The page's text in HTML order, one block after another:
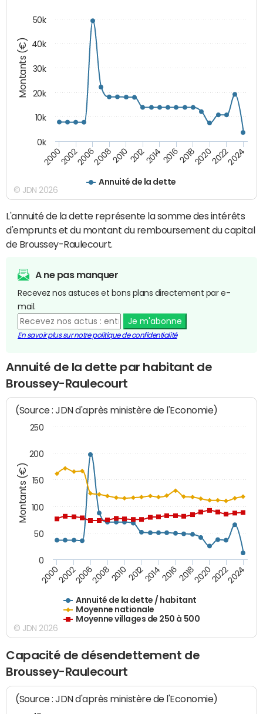
Montants (€)
Annuité de la dette
20002002200620082010 2012201420162018202020222024
0k
10k
20k
30k
40k
50k
© JDN 2026
L'annuité de la dette représente la somme des intérêts
d'emprunts et du montant du remboursement du capital
de Broussey-Raulecourt.
A ne pas manquer
Recevez nos astuces et bons plans directement par e-
mail.
Je m'abonne
En savoir plus sur notre politique de confidentialité
Annuité de la dette par habitant de
Broussey-Raulecourt
Montants (€)
(Source : JDN d'après ministère de l'Economie)
Annuité de la dette / habitant
Moyenne nationale
Moyenne villages de 250 à 500
200020022006200820102012201420162018202020222024
0
50
100
150
200
250
© JDN 2026
Capacité de désendettement de
Broussey-Raulecourt
(Source : JDN d'après ministère de l'Economie)